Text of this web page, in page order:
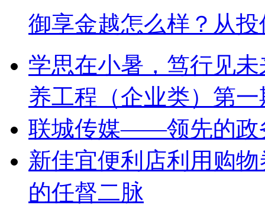
御享金越怎么样？从
学思在小暑，笃行见
养工程（企业类）第
联城传媒——领先的政
新佳宜便利店利用购
的任督二脉